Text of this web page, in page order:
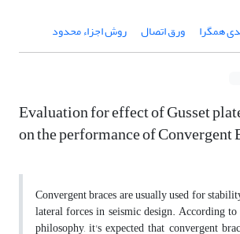
همگرا ورق اتصال روش اجزاء محدود
Evaluation for effect of Gusset
on the performance of Convergent
Convergent braces are usually used for
lateral forces in seismic design. According
philosophy, it's expected that convergent